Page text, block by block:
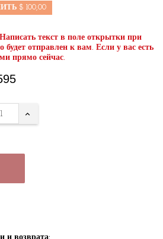
$ 100,00
текст в поле открытки при
отправлен к вам. Если у вас есть
прямо сейчас.